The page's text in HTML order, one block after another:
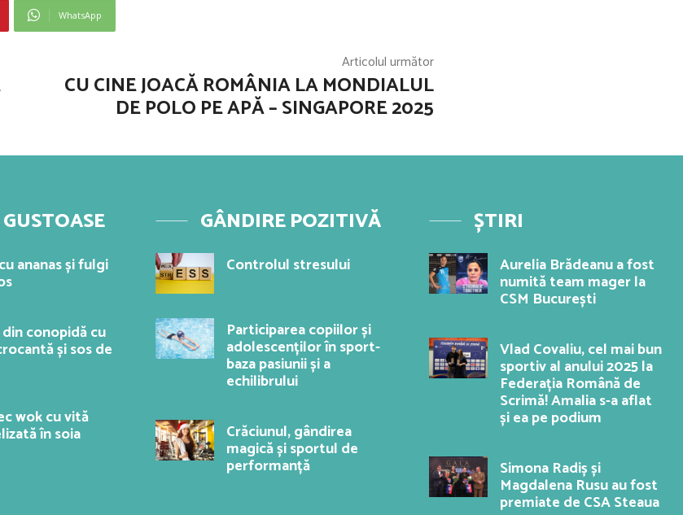
WhatsApp
Articolul următor
CU CINE JOACĂ ROMÂNIA LA MONDIALUL
DE POLO PE APĂ – SINGAPORE 2025
ananas și fulgi
conopidă cu
și sos de
wok cu vită
în soia
GÂNDIRE POZITIVĂ
Controlul stresului
Participarea copiilor și
adolescenților în sport-
baza pasiunii și a
echilibrului
Crăciunul, gândirea
magică și sportul de
performanță
ȘTIRI
Aurelia Brădeanu a fost
numită team mager la
CSM București
Vlad Covaliu, cel mai bun
sportiv al anului 2025 la
Federația Română de
Scrimă! Amalia s-a aflat
și ea pe podium
Simona Radiș și
Magdalena Rusu au fost
premiate de CSA Steaua